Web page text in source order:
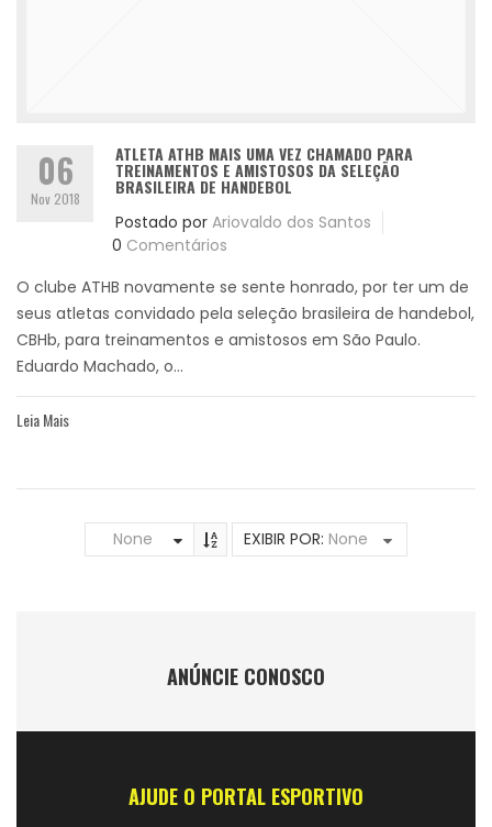
06
Nov 2018
ATLETA ATHB MAIS UMA VEZ CHAMADO PARA
TREINAMENTOS E AMISTOSOS DA SELEÇÃO
BRASILEIRA DE HANDEBOL
Postado por Ariovaldo dos Santos
0 Comentários
O clube ATHB novamente se sente honrado, por ter um de
seus atletas convidado pela seleção brasileira de handebol,
CBHb, para treinamentos e amistosos em São Paulo.
Eduardo Machado, o...
Leia Mais
None EXIBIR POR: None
ANÚNCIE CONOSCO
AJUDE O PORTAL ESPORTIVO